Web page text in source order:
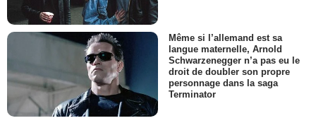
Même si l’allemand est sa
langue maternelle, Arnold
Schwarzenegger n’a pas eu le
droit de doubler son propre
personnage dans la saga
Terminator